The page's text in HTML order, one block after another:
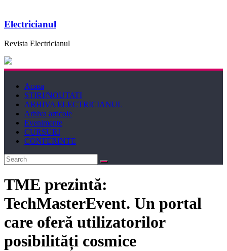
Electricianul
Revista Electricianul
Acasa
STIRI/NOUTATI
ARHIVA ELECTRICIANUL
Arhiva articole
Evenimente
CURSURI
CONFERINTE
TME prezintă:
TechMasterEvent. Un portal
care oferă utilizatorilor
posibilități cosmice